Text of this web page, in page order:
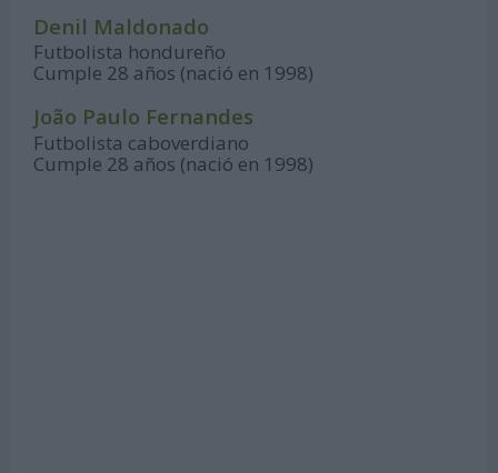
Denil Maldonado
Futbolista hondureño
Cumple 28 años (nació en 1998)
João Paulo Fernandes
Futbolista caboverdiano
Cumple 28 años (nació en 1998)